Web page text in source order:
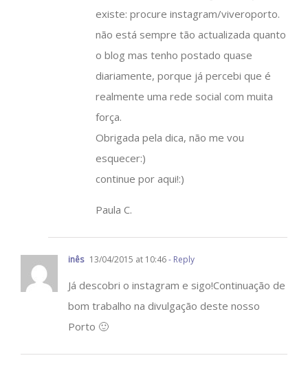
existe: procure instagram/viveroporto.
não está sempre tão actualizada quanto
o blog mas tenho postado quase
diariamente, porque já percebi que é
realmente uma rede social com muita
força.
Obrigada pela dica, não me vou
esquecer:)
continue por aqui!:)
Paula C.
inês 13/04/2015 at 10:46- Reply
Já descobri o instagram e sigo!Continuação de
bom trabalho na divulgação deste nosso
Porto 🙂